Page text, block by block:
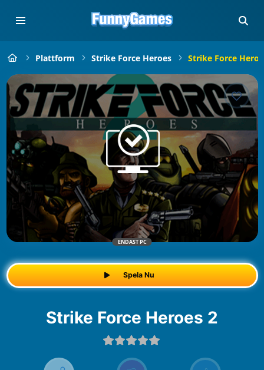
Plattform Strike Force Heroes Strike Force
ENDAST PC
Spela Nu
Strike Force Heroes 2